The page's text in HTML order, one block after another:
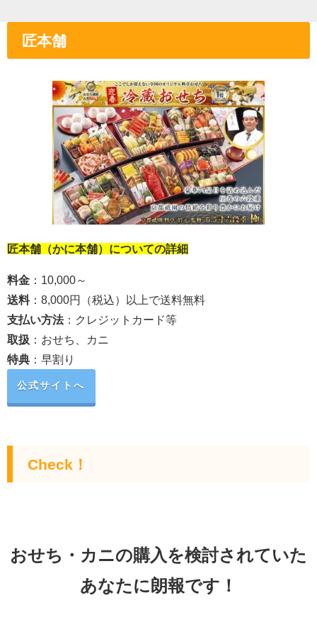
匠本舗
匠本舗（かに本舗）についての詳細
料金 ：10,000～
送料：8,000円（税込）以上で送料無料
支払い方法：クレジットカード等
取扱 ：おせち、カニ
特典 ：早割り
公式サイトへ
Check！
おせち・カニの購入を検討されていた
あなたに朗報です！